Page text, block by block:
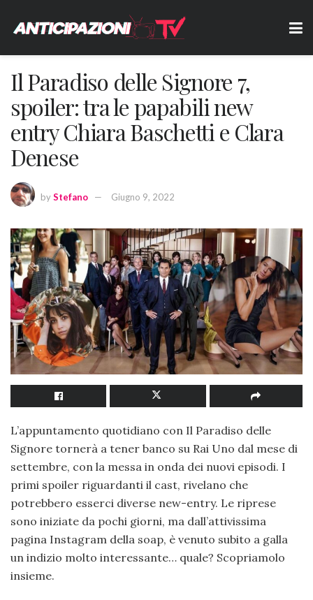
Il Paradiso delle Signore 7,
spoiler: tra le papabili new
entry Chiara Baschetti e Clara
Denese
byStefano Giugno 9, 2022
L’appuntamento quotidiano con Il Paradiso delle
Signore tornerà a tener banco su Rai Uno dal mese di
settembre, con la messa in onda dei nuovi episodi. I
primi spoiler riguardanti il cast, rivelano che
potrebbero esserci diverse new-entry. Le riprese
sono iniziate da pochi giorni, ma dall’attivissima
pagina Instagram della soap, è venuto subito a galla
un indizio molto interessante… quale? Scopriamolo
insieme.